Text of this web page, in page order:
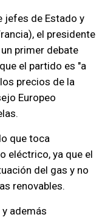
jefes de Estado y
el presidente
primer debate
el partido es "a
precios de la
Europeo
que toca
eléctrico, ya que el
del gas y no
renovables.
además